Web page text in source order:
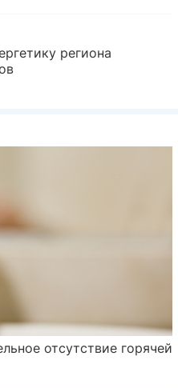
региона
отсутствие горячей